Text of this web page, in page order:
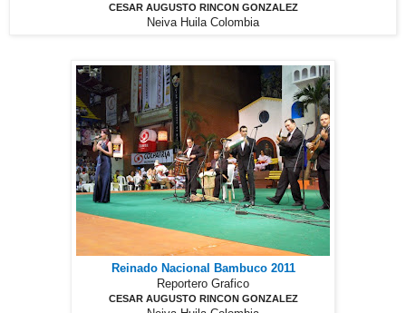
CESAR AUGUSTO RINCON GONZALEZ
Neiva Huila Colombia
Reinado Nacional Bambuco 2011
Reportero Grafico
CESAR AUGUSTO RINCON GONZALEZ